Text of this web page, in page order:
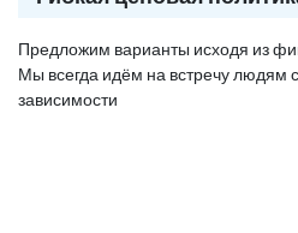
Предложим варианты исходя из
Мы всегда идём на встречу людям
зависимости